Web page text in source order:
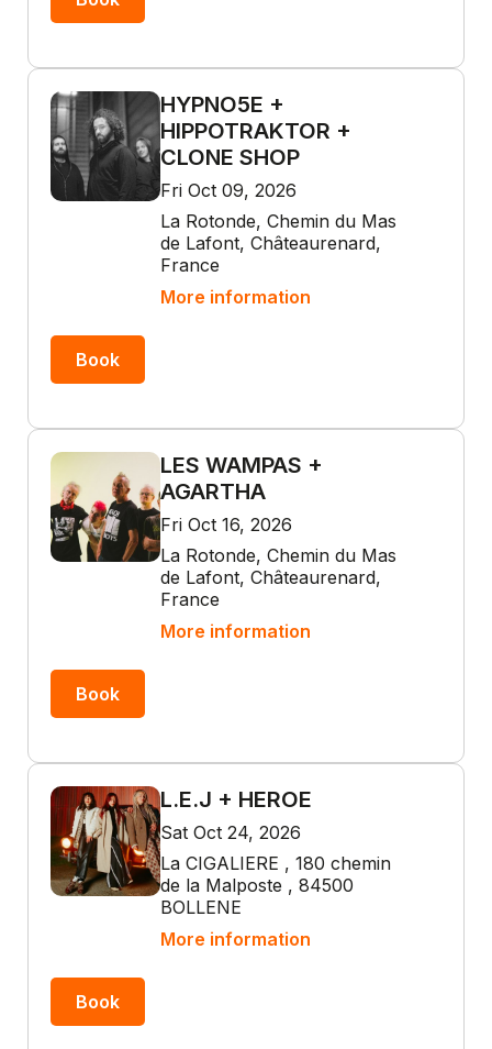
HYPNO5E +
HIPPOTRAKTOR +
CLONE SHOP
Fri Oct 09, 2026
La Rotonde, Chemin du Mas
de Lafont, Châteaurenard,
France
More information
Book
LES WAMPAS +
AGARTHA
Fri Oct 16, 2026
La Rotonde, Chemin du Mas
de Lafont, Châteaurenard,
France
More information
Book
L.E.J + HEROE
Sat Oct 24, 2026
La CIGALIERE , 180 chemin
de la Malposte , 84500
BOLLENE
More information
Book